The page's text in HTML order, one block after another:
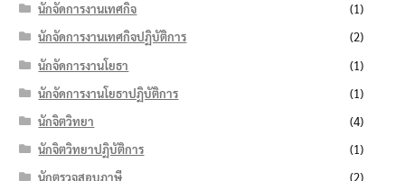
นักจัดการงานเทศกิจ
(1)
นักจัดการงานเทศกิจปฏิบัติการ
(2)
นักจัดการงานโยธา
(1)
นักจัดการงานโยธาปฏิบัติการ
(1)
นักจิตวิทยา
(4)
นักจิตวิทยาปฏิบัติการ
(1)
นักตรวจสอบภาษี
(2)